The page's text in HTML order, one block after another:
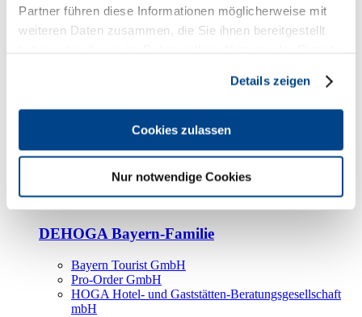
Partner führen diese Informationen möglicherweise mit
weiteren Daten zusammen, die Sie ihnen bereitgestellt
Details zeigen
Cookies zulassen
Nur notwendige Cookies
Kooperationspartner
Tourismusorganisationen
Bayern Tourismus Marketing GmbH
DEHOGA-Familie
Bundesverband
Fachverbände
DEHOGA Bayern-Familie
Bayern Tourist GmbH
Pro-Order GmbH
HOGA Hotel- und Gaststätten-Beratungsgesellschaft
mbH